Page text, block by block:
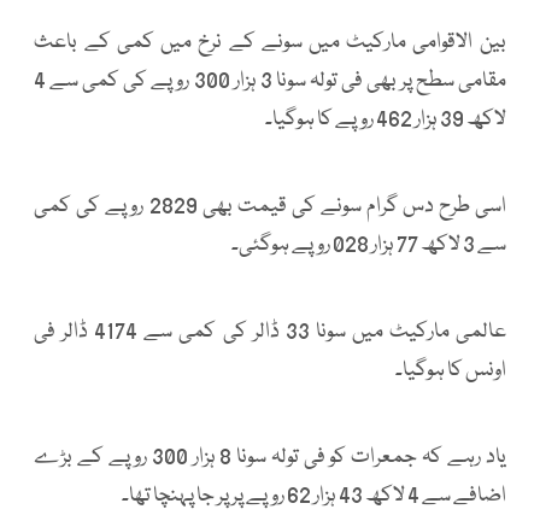
بین الاقوامی مارکیٹ میں سونے کے نرخ میں کمی کے باعث
مقامی سطح پر بھی فی تولہ سونا 3 ہزار 300 روپے کی کمی سے 4
لاکھ 39 ہزار 462 روپے کا ہوگیا۔
اسی طرح دس گرام سونے کی قیمت بھی 2829 روپے کی کمی
سے 3 لاکھ 77 ہزار 028 روپے ہوگئی۔
عالمی مارکیٹ میں سونا 33 ڈالر کی کمی سے 4174 ڈالر فی
اونس کا ہوگیا۔
یاد رہے کہ جمعرات کو فی تولہ سونا 8 ہزار 300 روپے کے بڑے
اضافے سے 4 لاکھ 43 ہزار 62 روپے پر پر جا پہنچا تھا۔